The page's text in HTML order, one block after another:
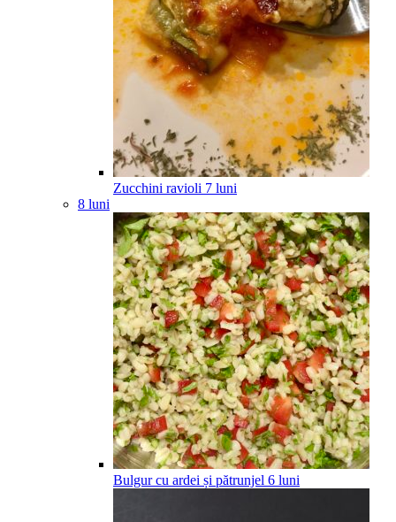
Zucchini ravioli 7 luni
8 luni
Bulgur cu ardei și pătrunjel 6 luni